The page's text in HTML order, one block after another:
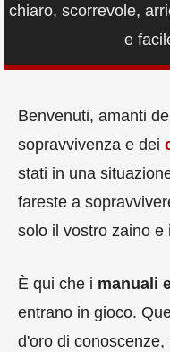
chiaro, scorrevole,
e
Benvenuti, amanti
sopravvivenza e dei
stati in una
fareste a
solo il vostro zaino e
È qui che i manuali
entrano in gioco.
d'oro di